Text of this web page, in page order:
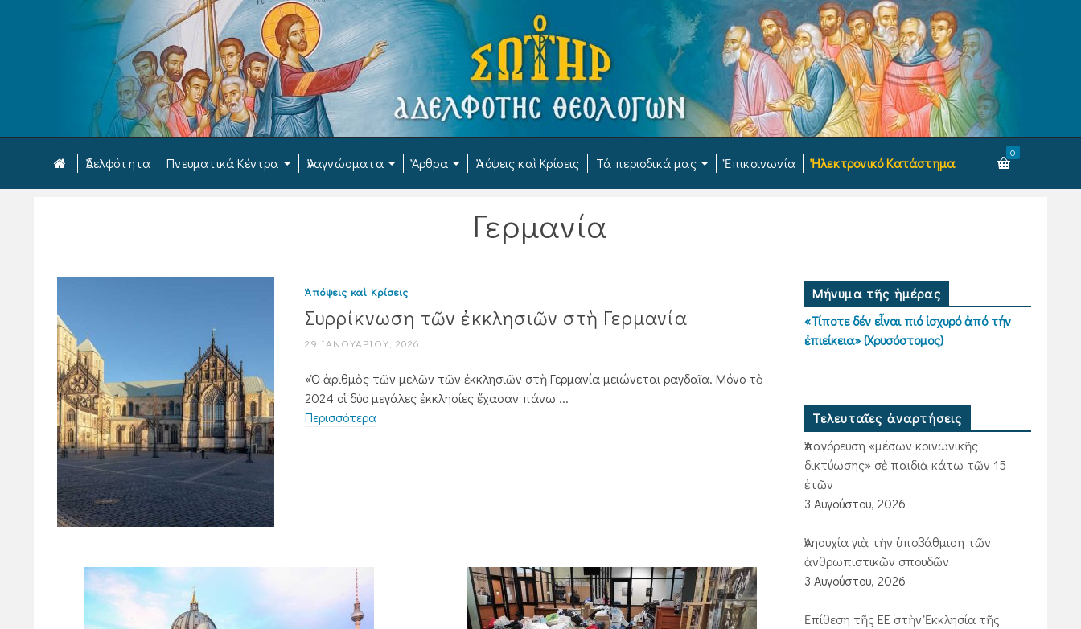
Ἀδελφότητα Πνευματικά Κέντρα Ἀναγνώσματα Ἄρθρα Ἀπόψεις καὶ Κρίσεις Τά περιοδικά μας Ἐπικοινωνία Ἠλεκτρονικό Κατάστημα
0
Γερμανία
Ἀπόψεις καὶ Κρίσεις
Συρρίκνωση τῶν ἐκκλησιῶν στὴ Γερμανία
29 ΙΑΝΟΥΑΡΊΟΥ, 2026
«Ὁ ἀριθμὸς τῶν μελῶν τῶν ἐκκλησιῶν στὴ Γερμανία μειώνεται ραγδαῖα. Μόνο τὸ
2024 οἱ δύο μεγάλες ἐκκλησίες ἔχασαν πάνω ...
Περισσότερα
Μήνυμα τῆς ἡμέρας
«Τίποτε δέν εἶναι πιό ἰσχυρό ἀπό τήν
ἐπιείκεια» (Χρυσόστομος)
Τελευταῖες ἀναρτήσεις
Ἀπαγόρευση «μέσων κοινωνικῆς
δικτύωσης» σὲ παιδιὰ κάτω τῶν 15
ἐτῶν
3 Αυγούστου, 2026
Ἀνησυχία γιὰ τὴν ὑποβάθμιση τῶν
ἀνθρωπιστικῶν σπουδῶν
3 Αυγούστου, 2026
Ἐπίθεση τῆς ΕΕ στὴν Ἐκκλησία τῆς